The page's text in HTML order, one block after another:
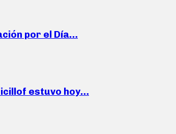
por el Día…
estuvo hoy…